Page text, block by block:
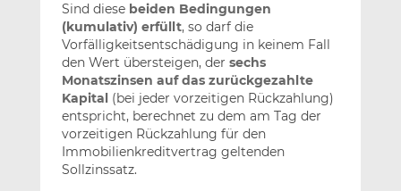
Sind diese beiden Bedingungen
(kumulativ) erfüllt, so darf die
Vorfälligkeitsentschädigung in keinem Fall
den Wert übersteigen, der sechs
Monatszinsen auf das zurückgezahlte
Kapital(bei jeder vorzeitigen Rückzahlung)
entspricht, berechnet zu dem am Tag der
vorzeitigen Rückzahlung für den
Immobilienkreditvertrag geltenden
Sollzinssatz.